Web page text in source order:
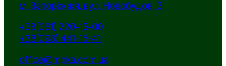
м. Запоріжжя, вул. Новобудов, 3
+38(061) 220-15-00
+38(098) 441-15-41
office@mpka.com.ua